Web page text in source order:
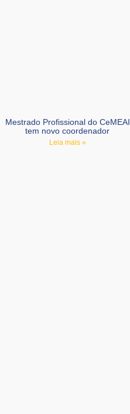
Mestrado Profissional do CeMEAI
tem novo coordenador
Leia mais »